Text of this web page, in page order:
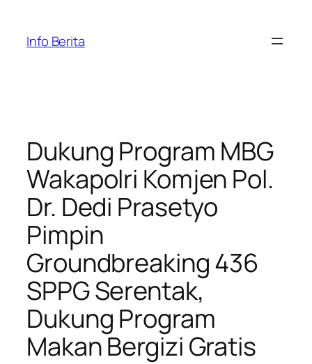
content
Info Berita
Dukung Program MBG
Wakapolri Komjen Pol.
Dr. Dedi Prasetyo
Pimpin
Groundbreaking 436
SPPG Serentak,
Dukung Program
Makan Bergizi Gratis